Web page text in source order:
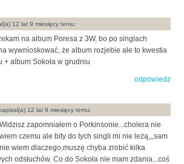
12 lat 9 miesięcy temu:
na album Poresa z 3W, bo po singlach
wywnioskować, że album rozjebie ale to kwestia
+ album Sokoła w grudniu
odpowiedz
12 lat 9 miesięcy temu:
Widzisz zapomniałem o Porkinsonie...cholera nie
wiem czemu ale bity do tych singli mi nie leżą,,,sam
nie wiem dlaczego,muszę chyba zrobić kilka
odsłuchów. Co do Sokoła nie mam zdania...coś